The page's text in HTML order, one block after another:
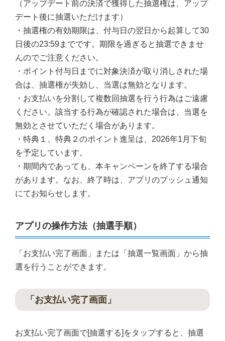
（アップデート前の決済で獲得した抽選権は、アップ
デート後に抽選いただけます）
・抽選権の有効期限は、付与日の翌日から起算して30
日後の23:59までです。期限を過ぎると抽選できませ
んのでご注意ください。
・ポイント付与日までに対象決済が取り消しされた場
合は、抽選権が失効し、当選は無効となります。
・お支払いを分割して複数回抽選を行う行為はご遠慮
ください。該当する行為が確認された場合は、当選を
無効とさせていただく場合があります。
・特典１、特典２のポイント進呈は、2026年1月下旬
を予定しています。
・期間内であっても、本キャンペーンを終了する場合
があります。なお、終了時は、アプリのプッシュ通知
にてお知らせします。
アプリの操作方法（抽選手順）
「お支払い完了画面」または「抽選一覧画面」から抽
選を行うことができます。
「お支払い完了画面」
お支払い完了画面で[抽選する]をタップすると、抽選